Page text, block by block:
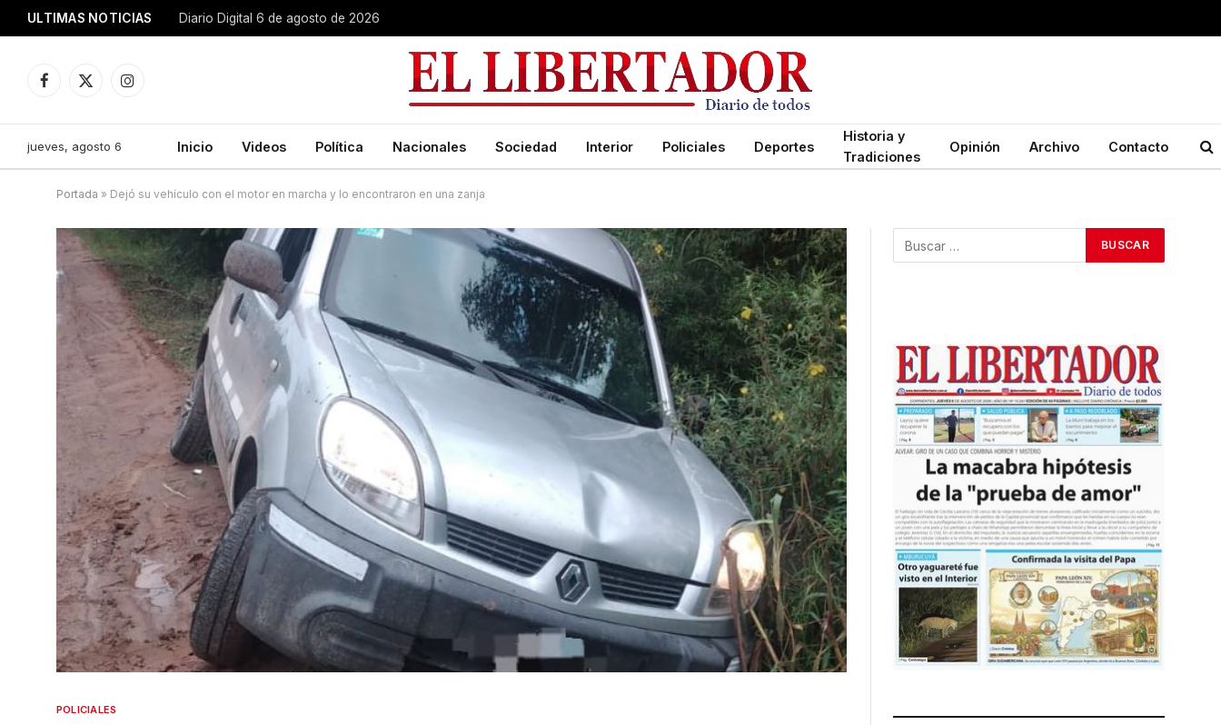
ULTIMAS NOTICIAS Diario Digital 6 de agosto de 2026
Facebook
X
Instagram
jueves, agosto 6 Inicio Videos Política Nacionales Sociedad Interior Policiales Deportes
Historia y
Tradiciones
Opinión Archivo Contacto
Portada » Dejó su vehículo con el motor en marcha y lo encontraron en una zanja
POLICIALES